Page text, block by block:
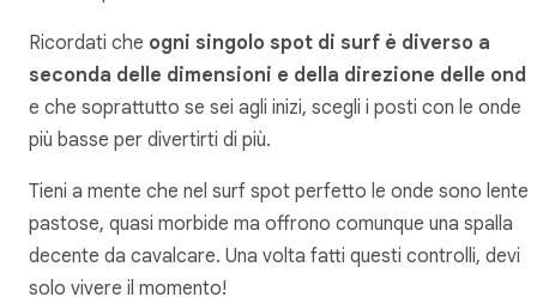
Ricordati che ogni singolo spot di surf è diverso a
seconda delle dimensioni e della direzione delle onde
e che soprattutto se sei agli inizi, scegli i posti con le onde
più basse per divertirti di più.
Tieni a mente che nel surf spot perfetto le onde sono lente
pastose, quasi morbide ma offrono comunque una spalla
decente da cavalcare. Una volta fatti questi controlli, devi
solo vivere il momento!